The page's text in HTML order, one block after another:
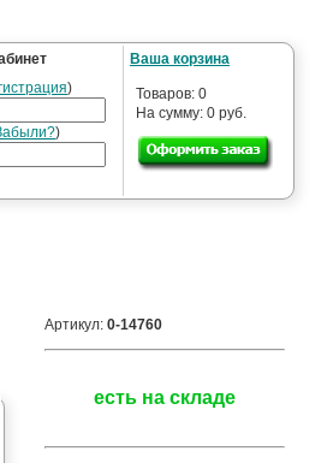
Ваша корзина
)
)
Товаров: 0
На сумму: 0 руб.
Артикул: 0-14760
есть на складе